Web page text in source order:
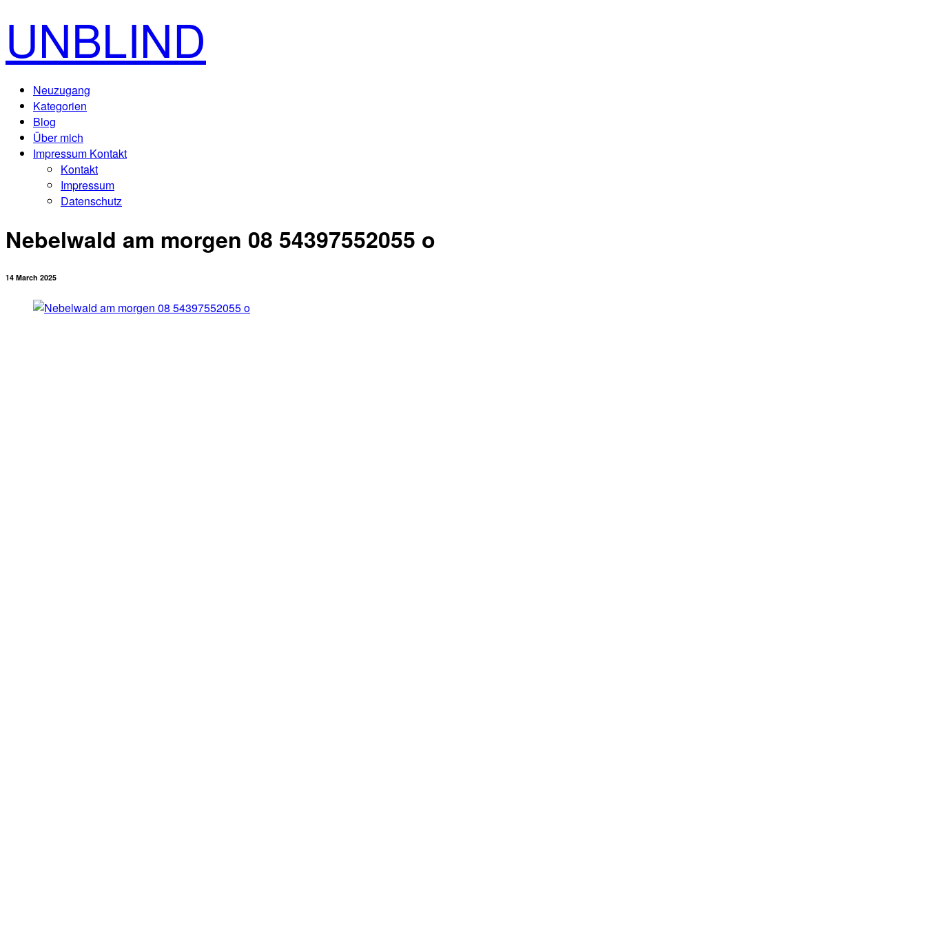
UNBLIND
Neuzugang
Kategorien
Blog
Über mich
Impressum Kontakt
Kontakt
Impressum
Datenschutz
Nebelwald am morgen 08 54397552055 o
14 March 2025